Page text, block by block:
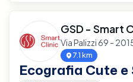
GSD - Smart
Via Palizzi 69 -
7.1 km
Ecografia Cute